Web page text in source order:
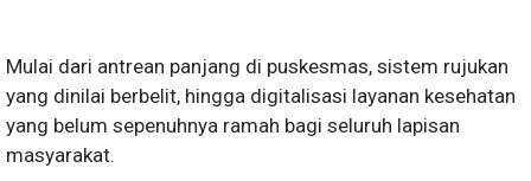
Mulai dari antrean panjang di puskesmas, sistem rujukan
yang dinilai berbelit, hingga digitalisasi layanan kesehatan
yang belum sepenuhnya ramah bagi seluruh lapisan
masyarakat.